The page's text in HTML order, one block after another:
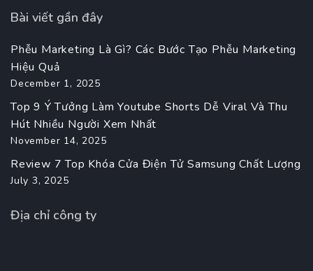
Bài viết gần đây
Phễu Marketing Là Gì? Các Bước Tạo Phễu Marketing
Hiệu Quả
December 1, 2025
Top 9 Ý Tưởng Làm Youtube Shorts Dễ Viral Và Thu
Hút Nhiều Người Xem Nhất
November 14, 2025
Review 7 Top Khóa Cửa Điện Tử Samsung Chất Lượng
July 3, 2025
Địa chỉ công ty